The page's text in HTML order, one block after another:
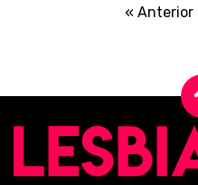
« Anterior